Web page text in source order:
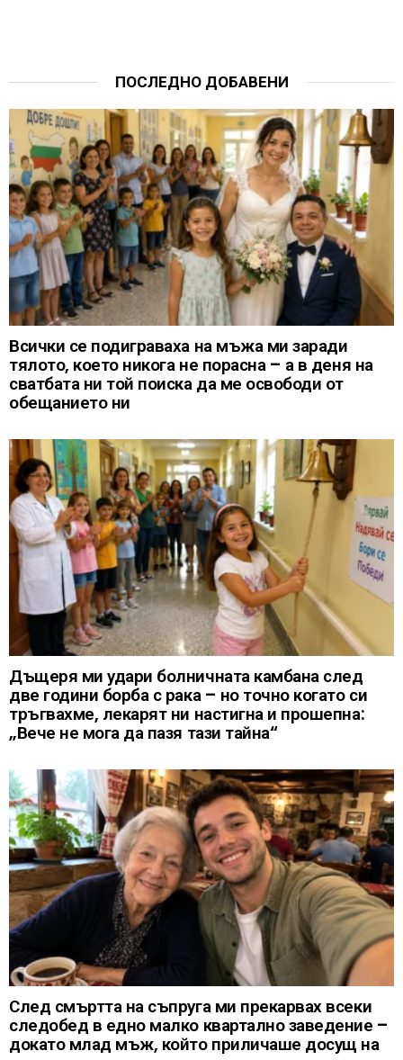
ПОСЛЕДНО ДОБАВЕНИ
Всички се подиграваха на мъжа ми заради
тялото, което никога не порасна – а в деня на
сватбата ни той поиска да ме освободи от
обещанието ни
Дъщеря ми удари болничната камбана след
две години борба с рака – но точно когато си
тръгвахме, лекарят ни настигна и прошепна:
„Вече не мога да пазя тази тайна“
След смъртта на съпруга ми прекарвах всеки
следобед в едно малко квартално заведение –
докато млад мъж, който приличаше досущ на